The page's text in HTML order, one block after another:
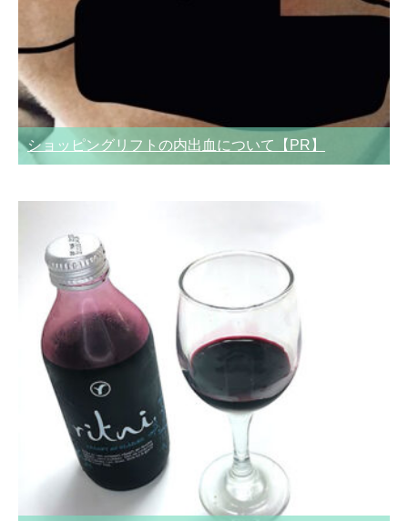
ショッピングリフトの内出血について【PR】